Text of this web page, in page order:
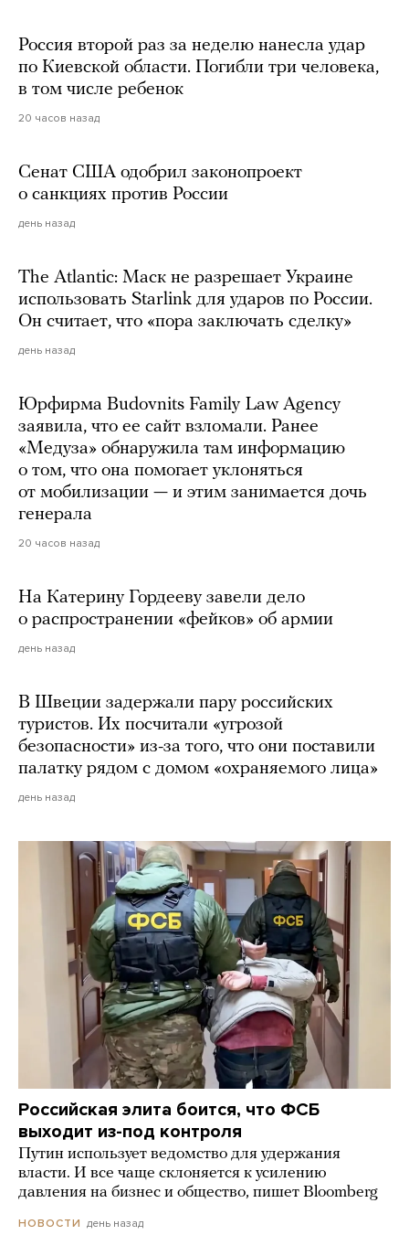
Россия второй раз за неделю нанесла удар
по Киевской области. Погибли три человека,
в том числе ребенок
20 часов назад
Сенат США одобрил законопроект
о санкциях против России
день назад
The Atlantic: Маск не разрешает Украине
использовать Starlink для ударов по России.
Он считает, что «пора заключать сделку»
день назад
Юрфирма Budovnits Family Law Agency
заявила, что ее сайт взломали. Ранее
«Медуза» обнаружила там информацию
о том, что она помогает уклоняться
от мобилизации — и этим занимается дочь
генерала
20 часов назад
На Катерину Гордееву завели дело
о распространении «фейков» об армии
день назад
В Швеции задержали пару российских
туристов. Их посчитали «угрозой
безопасности» из-за того, что они поставили
палатку рядом с домом «охраняемого лица»
день назад
Российская элита боится, что ФСБ
выходит из-под контроля
Путин использует ведомство для удержания
власти. И все чаще склоняется к усилению
давления на бизнес и общество, пишет Bloomberg
НОВОСТИ день назад